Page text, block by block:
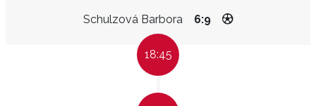
Schulzová Barbora 6:9
18:45